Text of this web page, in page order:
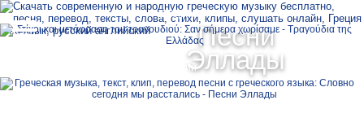
Песни
Эллады
Ελληνικά
Русский
MENU